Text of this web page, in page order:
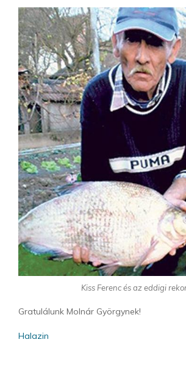
Kiss Ferenc és az eddigi
Gratulálunk Molnár Györgynek!
Halazin